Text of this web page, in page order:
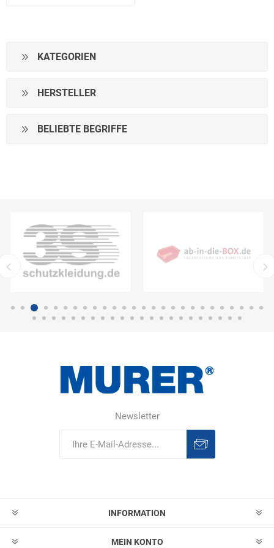
KATEGORIEN
HERSTELLER
BELIEBTE BEGRIFFE
Newsletter
INFORMATION
MEIN KONTO